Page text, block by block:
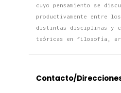
cuyo pensamiento se
productivamente entre
distintas disciplinas y
teóricas en filosofía,
Contacto/